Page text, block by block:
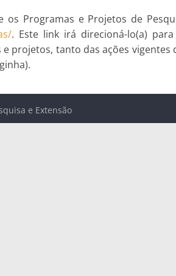
Programas e Projetos de
. Este link irá direcioná-lo(a)
projetos, tanto das ações
e Extensão